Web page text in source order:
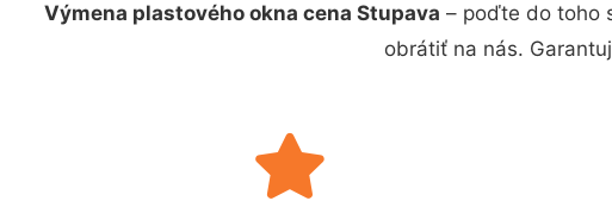
Výmena plastového okna cena Stupava – poďte do toho
obrátiť na nás.